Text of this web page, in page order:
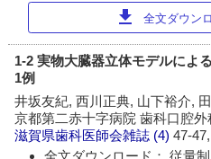
download 全文ダウン
1-2 実物大臓器立体モデルによ
1例
井坂友紀, 西川正典, 山下裕介,
京都第二赤十字病院 歯科口腔外
滋賀県歯科医師会雑誌 (4)47-
全文ダウンロード： 従量